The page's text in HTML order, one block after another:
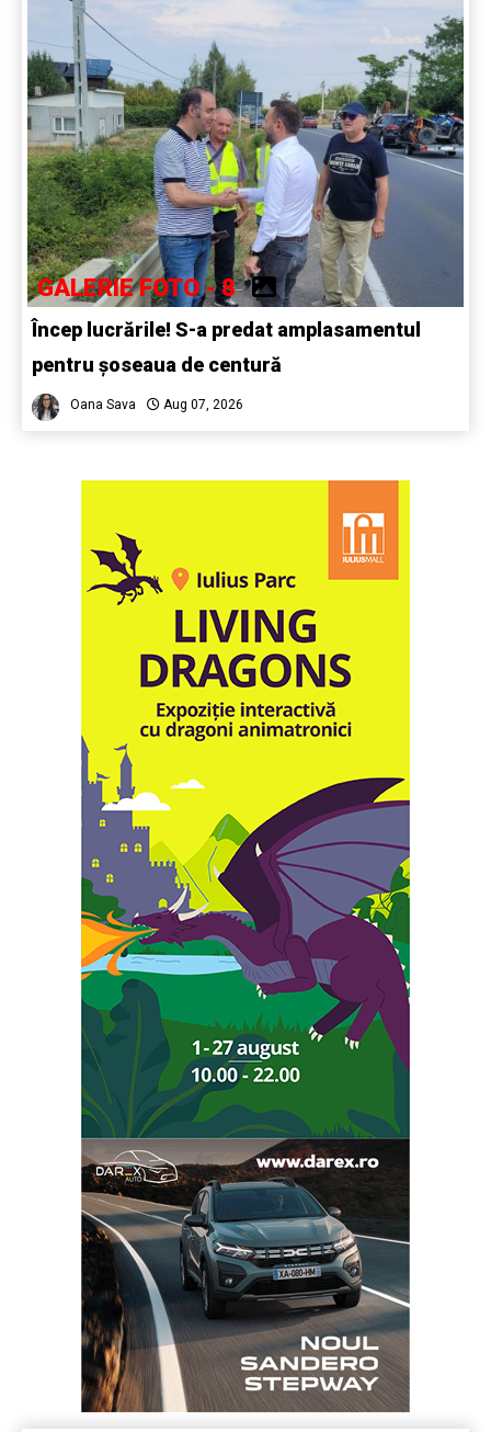
GALERIE FOTO - 8
Încep lucrările! S-a predat amplasamentul
pentru șoseaua de centură
Oana Sava Aug 07, 2026